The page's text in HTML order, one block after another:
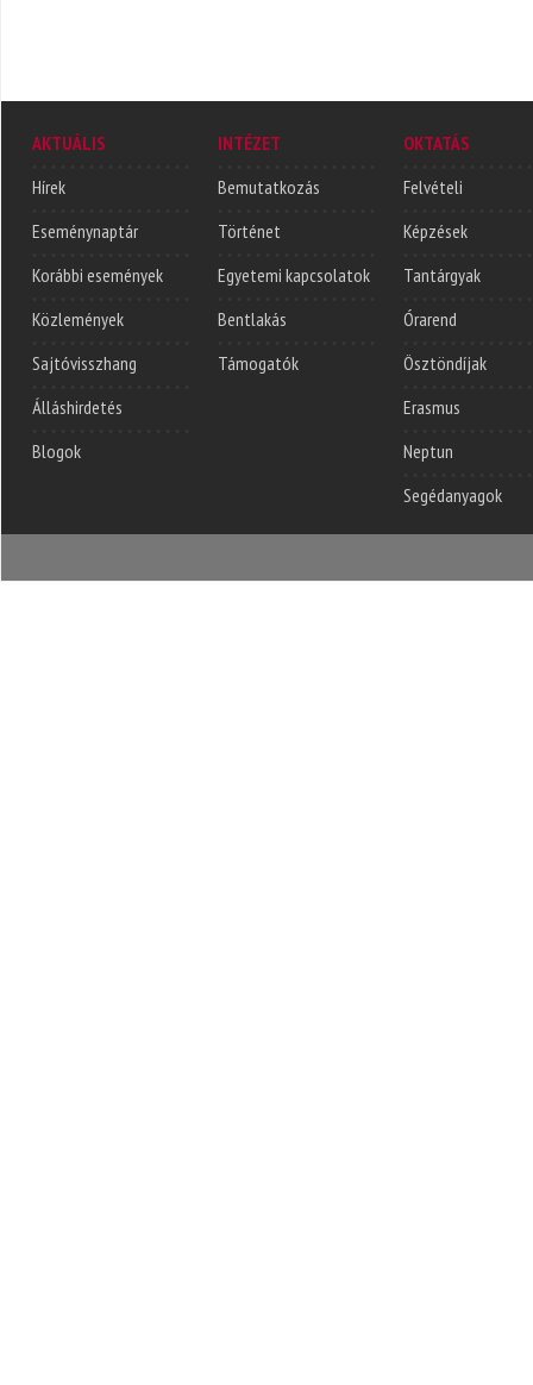
AKTUÁLIS
Hírek
Eseménynaptár
Korábbi események
Közlemények
Sajtóvisszhang
Álláshirdetés
Blogok
INTÉZET
Bemutatkozás
Történet
Egyetemi kapcsolatok
Bentlakás
Támogatók
OKTATÁS
Felvételi
Képzések
Tantárgyak
Órarend
Ösztöndíjak
Erasmus
Neptun
Segédanyagok